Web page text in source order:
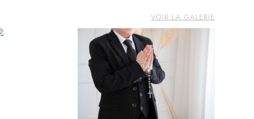
VOIR LA GALERIE